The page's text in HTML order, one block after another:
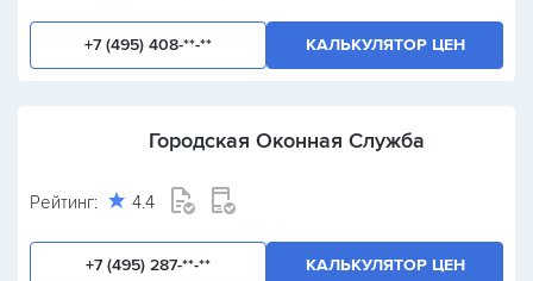
+7 (495) 408-**-** КАЛЬКУЛЯТОР ЦЕН
Городская Оконная Служба
Рейтинг: 4.4
+7 (495) 287-**-** КАЛЬКУЛЯТОР ЦЕН